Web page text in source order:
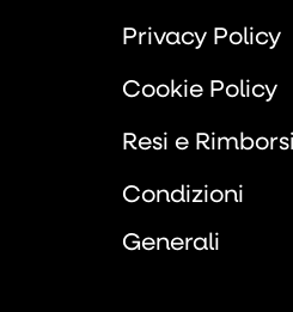
Privacy Policy
Cookie Policy
Resi e Rimborsi
Condizioni
Generali